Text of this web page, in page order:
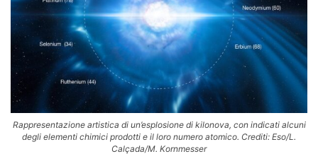
Rappresentazione artistica di un’esplosione di kilonova, con indicati alcuni
degli elementi chimici prodotti e il loro numero atomico. Crediti: Eso/L.
Calçada/M. Kornmesser